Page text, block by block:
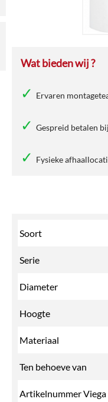
Wat bieden wij ?
Ervaren
Gespreid betalen
Fysieke
Soort
Serie
Diameter
Hoogte
Materiaal
Ten behoeve van
Artikelnummer Viega